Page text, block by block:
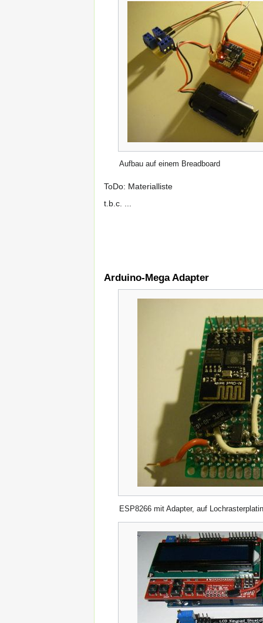
Aufbau auf einem Breadboard
ToDo: Materialliste
t.b.c. ...
Arduino-Mega Adapter
ESP8266 mit Adapter, auf